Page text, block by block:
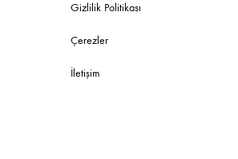
Gizlilik Politikası
Çerezler
İletişim